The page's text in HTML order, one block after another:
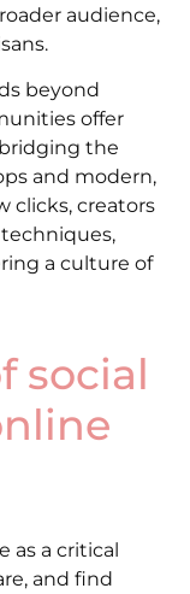
audience,
beyond
offer
the
and modern,
clicks, creators
a culture of
social
as a critical
and find